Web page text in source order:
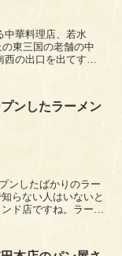
東三国の老舗の中
ンしたラーメン
らない人はいないと
ド店ですね。ラーメ